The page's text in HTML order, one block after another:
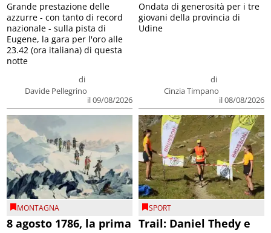
di
Davide Pellegrino
il 09/08/2026
Grande prestazione delle
azzurre - con tanto di record
nazionale - sulla pista di
Eugene, la gara per l'oro alle
23.42 (ora italiana) di questa
notte
di
Cinzia Timpano
il 08/08/2026
Ondata di generosità per i tre
giovani della provincia di
Udine
MONTAGNA
8 agosto 1786, la prima
SPORT
Trail: Daniel Thedy e